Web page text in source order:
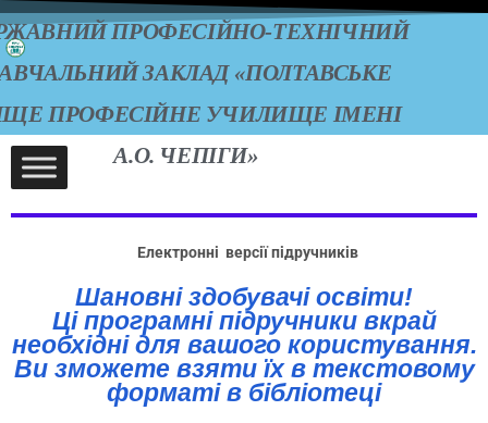
ПРОФЕСІЙНО-ТЕХНІЧНИЙ
ЗАКЛАД «ПОЛТАВСЬКЕ
ПРОФЕСІЙНЕ УЧИЛИЩЕ ІМЕНІ
А.О. ЧЕПІГИ»
Електронні версії підручників
Шановні здобувачі освіти!
Ці програмні підручники вкрай
необхідні для вашого користування.
Ви зможете взяти їх в текстовому
форматі в бібліотеці